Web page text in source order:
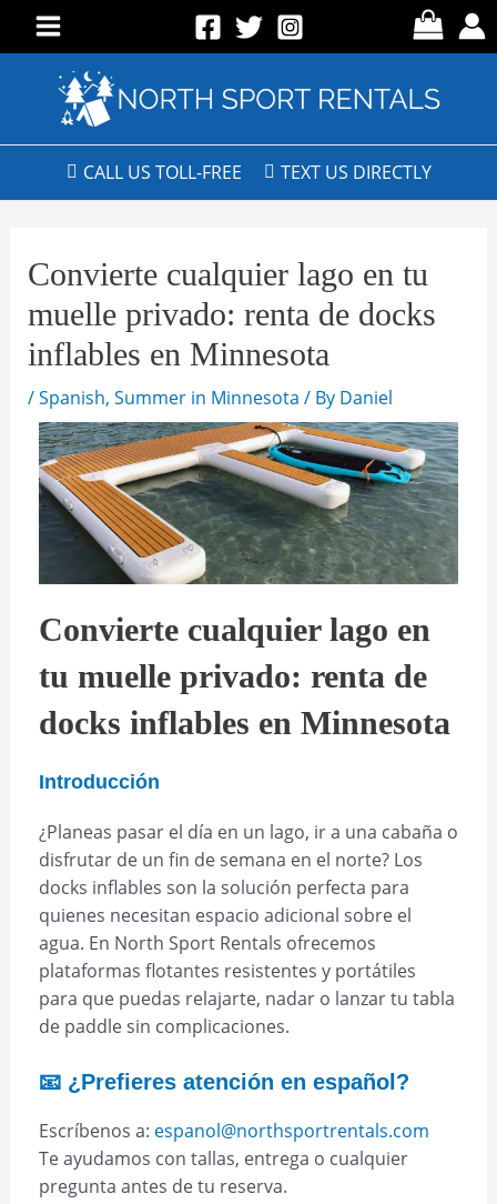
CALL US TOLL-FREE TEXT US DIRECTLY
Convierte cualquier lago en tu
muelle privado: renta de docks
inflables en Minnesota
/Spanish, Summer in Minnesota / By Daniel
Convierte cualquier lago en
tu muelle privado: renta de
docks inflables en Minnesota
Introducción
¿Planeas pasar el día en un lago, ir a una cabaña o
disfrutar de un fin de semana en el norte? Los
docks inflables son la solución perfecta para
quienes necesitan espacio adicional sobre el
agua. En North Sport Rentals ofrecemos
plataformas flotantes resistentes y portátiles
para que puedas relajarte, nadar o lanzar tu tabla
de paddle sin complicaciones.
📧 ¿Prefieres atención en español?
Escríbenos a: espanol@northsportrentals.com
Te ayudamos con tallas, entrega o cualquier
pregunta antes de tu reserva.